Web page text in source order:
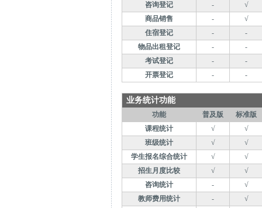
咨询登记
-
√
商品销售
-
√
住宿登记
-
-
物品出租登记
-
-
考试登记
-
-
开票登记
- -
业务统计功能
功能 普及版
标准版
课程统计
√
√
班级统计
√
√
学生报名综合统计
√
√
招生月度比较
√
√
咨询统计
-
√
教师费用统计
-
√